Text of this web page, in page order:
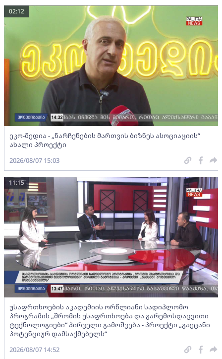
ეკო-მედია - „ნარჩენების მართვის ბიზნეს ასოციაციის”
ახალი პროექტი
02:12
2026/08/07 15:03
უსაფრთხოების აკადემიის ორწლიანი სადიპლომო
პროგრამის „შრომის უსაფრთხოება და გარემოსდაცვითი
ტექნოლოგიები“ პირველი გამოშვება - პროექტი „გაეცანი
პოტენციურ დამსაქმებელს“
11:15
2026/08/07 14:52